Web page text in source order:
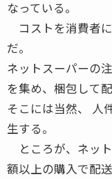
なっている。
コストを消費者
だ。
ネットスーパーの
を集め、梱包して配
そこには当然、 人
生する。
ところが、ネッ
額以上の購入で配